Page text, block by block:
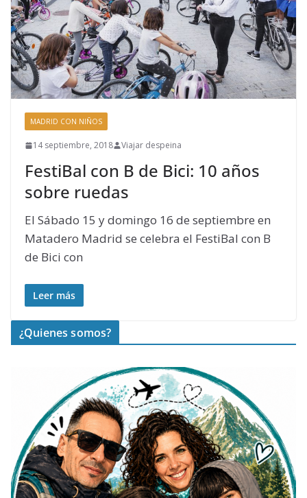
MADRID CON NIÑOS
14 septiembre, 2018 Viajar despeina
FestiBal con B de Bici: 10 años
sobre ruedas
El Sábado 15 y domingo 16 de septiembre en
Matadero Madrid se celebra el FestiBal con B
de Bici con
Leer más
¿Quienes somos?